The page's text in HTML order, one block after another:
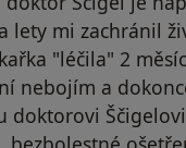
lety mi zachránil
"léčila" 2
nebojím a
doktorovi